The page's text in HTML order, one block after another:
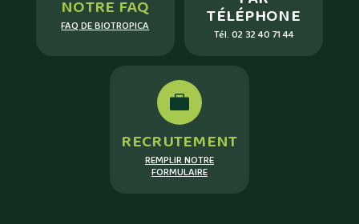
NOTRE FAQ
FAQ DE BIOTROPICA TÉLÉPHONE
Tél. 02 32 40 71 44

RECRUTEMENT
REMPLIR NOTRE
FORMULAIRE